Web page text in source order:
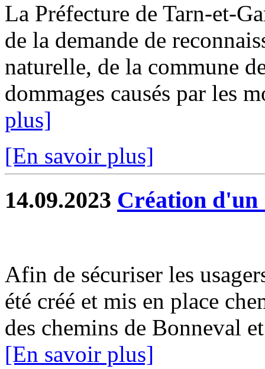
La Préfecture de Tarn-et-
de la demande de
naturelle, de la commune
dommages causés par les
plus]
[En savoir plus]
14.09.2023 Création d'un
Afin de sécuriser les
été créé et mis en place
des chemins de Bonneval
[En savoir plus]